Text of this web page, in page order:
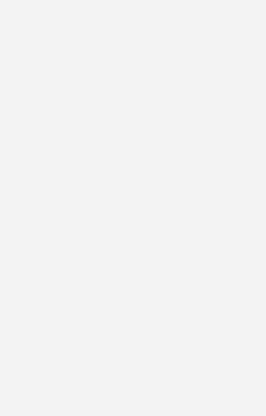
unseren Investoren-Newsletter an!
die Integration dieses
Firmengruppe und schafft eine klare Identität
Projektfinanzierung. Goldbeck Solar
für die Projektentwicklung,
Strukturierung, Finanzierung sowie Asset
an. Das 2018 gegründete Unternehmen
und verfügt über eine Projektpipeline von
fertiggestellte Assets von mehr als 500
Kanal!
über 2,4 Milliarden Euro für
plant sechs neue Agri-PV-Projekte in fünf